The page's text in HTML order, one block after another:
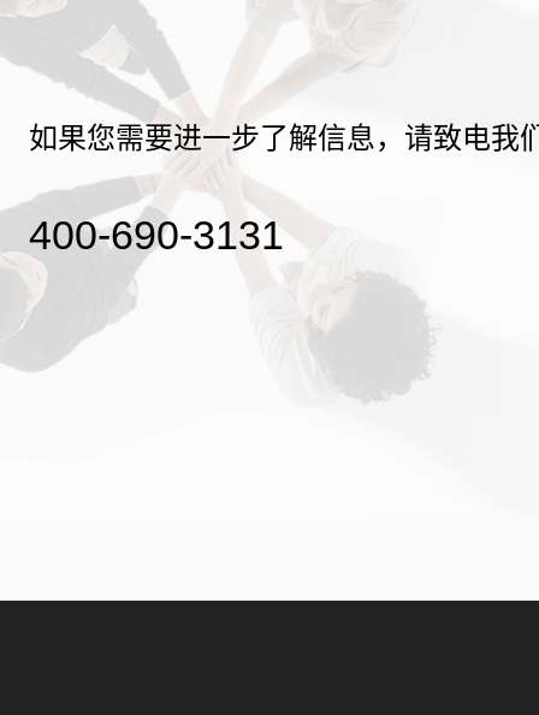
如果您需要进一步了解信息，请致电我
400-690-3131